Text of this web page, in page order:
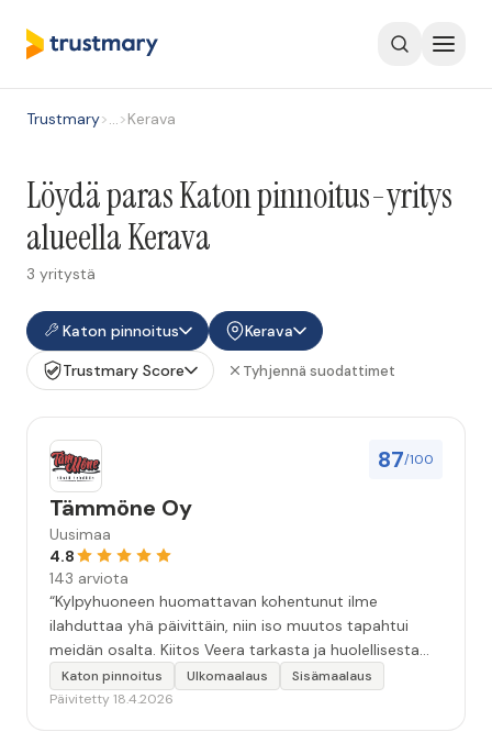
Trustmary>…>Kerava
Löydä paras Katon pinnoitus-yritys
alueella Kerava
3 yritystä
Katon pinnoitus
Kerava
Trustmary Score
Tyhjennä suodattimet
87/100
Tämmöne Oy
Uusimaa
4.8
143 arviota
“Kylpyhuoneen huomattavan kohentunut ilme
ilahduttaa yhä päivittäin, niin iso muutos tapahtui
meidän osalta. Kiitos Veera tarkasta ja huolellisesta
työstä, sekä ystävällisestä palvelusta!”
Katon pinnoitus Ulkomaalaus
Sisämaalaus
Päivitetty 18.4.2026